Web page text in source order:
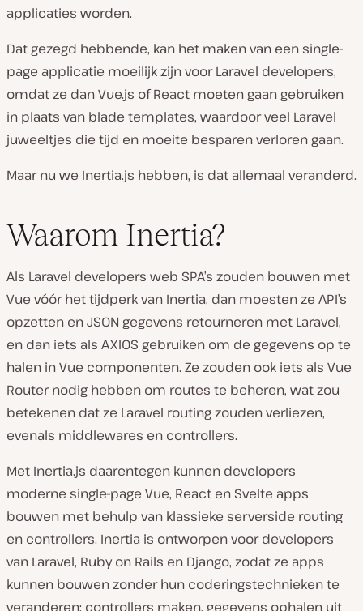
applicaties worden.
Dat gezegd hebbende, kan het maken van een single-
page applicatie moeilijk zijn voor Laravel developers,
omdat ze dan Vue.js of React moeten gaan gebruiken
in plaats van blade templates, waardoor veel Laravel
juweeltjes die tijd en moeite besparen verloren gaan.
Maar nu we Inertia.js hebben, is dat allemaal veranderd.
Waarom Inertia?
Als Laravel developers web SPA’s zouden bouwen met
Vue vóór het tijdperk van Inertia, dan moesten ze API’s
opzetten en JSON gegevens retourneren met Laravel,
en dan iets als AXIOS gebruiken om de gegevens op te
halen in Vue componenten. Ze zouden ook iets als Vue
Router nodig hebben om routes te beheren, wat zou
betekenen dat ze Laravel routing zouden verliezen,
evenals middlewares en controllers.
Met Inertia.js daarentegen kunnen developers
moderne single-page Vue, React en Svelte apps
bouwen met behulp van klassieke serverside routing
en controllers. Inertia is ontworpen voor developers
van Laravel, Ruby on Rails en Django, zodat ze apps
kunnen bouwen zonder hun coderingstechnieken te
veranderen: controllers maken, gegevens ophalen uit